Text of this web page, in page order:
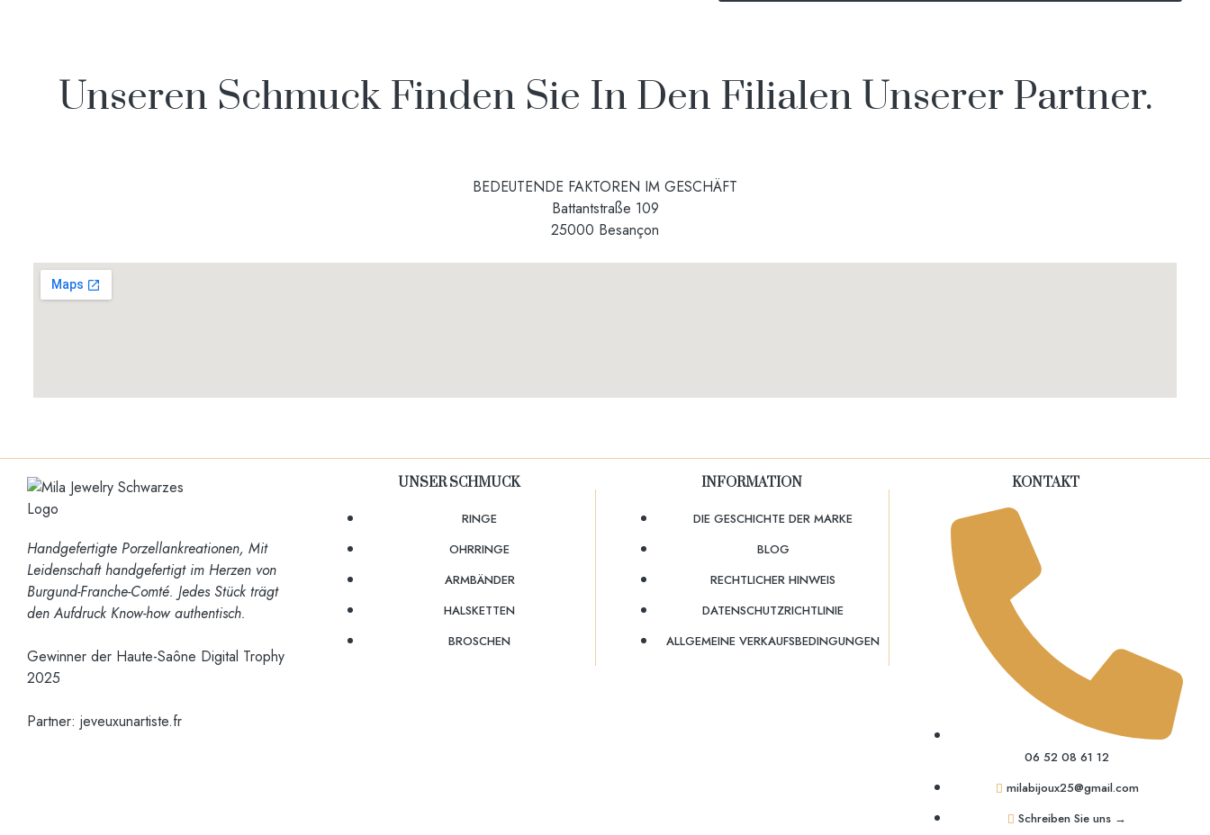
Unseren Schmuck Finden Sie In Den Filialen Unserer Partner.
BEDEUTENDE FAKTOREN IM GESCHÄFT
Battantstraße 109
25000 Besançon
Handgefertigte Porzellankreationen, Mit
Leidenschaft handgefertigt im Herzen von
Burgund-Franche-Comté. Jedes Stück trägt
den Aufdruck Know-how authentisch.
Gewinner der Haute-Saône Digital Trophy
2025
Partner: jeveuxunartiste.fr
UNSER SCHMUCK
RINGE
OHRRINGE
ARMBÄNDER
HALSKETTEN
BROSCHEN
INFORMATION
DIE GESCHICHTE DER MARKE
BLOG
RECHTLICHER HINWEIS
DATENSCHUTZRICHTLINIE
ALLGEMEINE VERKAUFSBEDINGUNGEN
KONTAKT
06 52 08 61 12
milabijoux25@gmail.com
Schreiben Sie uns →